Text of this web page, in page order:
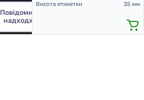
Повідомити про
надходження
Висота етикетки
35 мм